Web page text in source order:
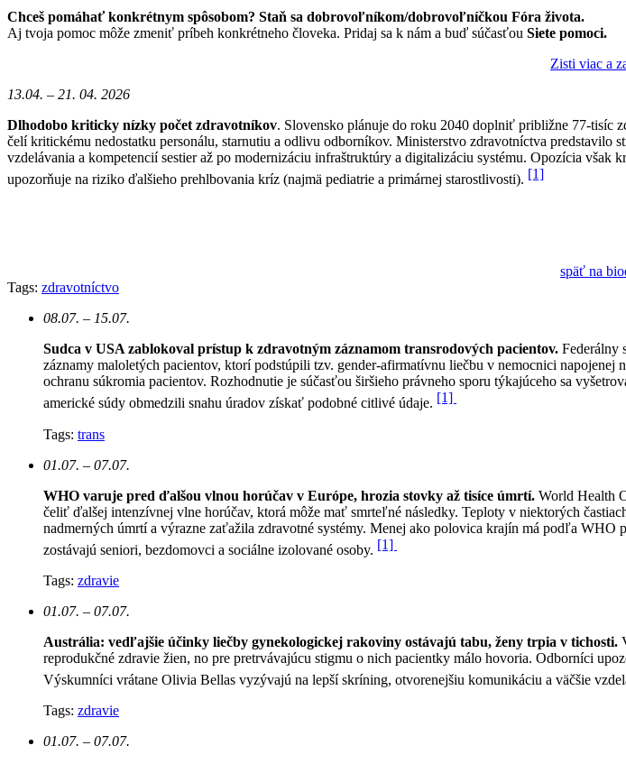
Chceš pomáhať konkrétnym spôsobom? Staň sa dobrovoľníkom/dobrovoľníčkou Fóra života.
Aj tvoja pomoc môže zmeniť príbeh konkrétneho človeka. Pridaj sa k nám a buď súčasťou Siete pomoci.
Zisti viac a
13.04. – 21. 04. 2026
Dlhodobo kriticky nízky počet zdravotníkov. Slovensko plánuje do roku 2040 doplniť približne 77-tisíc
čelí kritickému nedostatku personálu, starnutiu a odlivu odborníkov. Ministerstvo zdravotníctva predstavilo
vzdelávania a kompetencií sestier až po modernizáciu infraštruktúry a digitalizáciu systému. Opozícia
upozorňuje na riziko ďalšieho prehlbovania kríz (najmä pediatrie a primárnej starostlivosti). [1]
späť na
Tags: zdravotníctvo
08.07. – 15.07.
Sudca v USA zablokoval prístup k zdravotným záznamom transrodových pacientov. Federálny
záznamy maloletých pacientov, ktorí podstúpili tzv. gender-afirmatívnu liečbu v nemocnici
ochranu súkromia pacientov. Rozhodnutie je súčasťou širšieho právneho sporu týkajúceho sa
americké súdy obmedzili snahu úradov získať podobné citlivé údaje. [1]
Tags: trans
01.07. – 07.07.
WHO varuje pred ďalšou vlnou horúčav v Európe, hrozia stovky až tisíce úmrtí. World Health
čeliť ďalšej intenzívnej vlne horúčav, ktorá môže mať smrteľné následky. Teploty v niektorých
nadmerných úmrtí a výrazne zaťažila zdravotné systémy. Menej ako polovica krajín má podľa
zostávajú seniori, bezdomovci a sociálne izolované osoby. [1]
Tags: zdravie
01.07. – 07.07.
Austrália: vedľajšie účinky liečby gynekologickej rakoviny ostávajú tabu, ženy trpia v tichosti.
reprodukčné zdravie žien, no pre pretrvávajúcu stigmu o nich pacientky málo hovoria. Odborníci
Výskumníci vrátane Olivia Bellas vyzývajú na lepší skríning, otvorenejšiu komunikáciu a väčšie
Tags: zdravie
01.07. – 07.07.